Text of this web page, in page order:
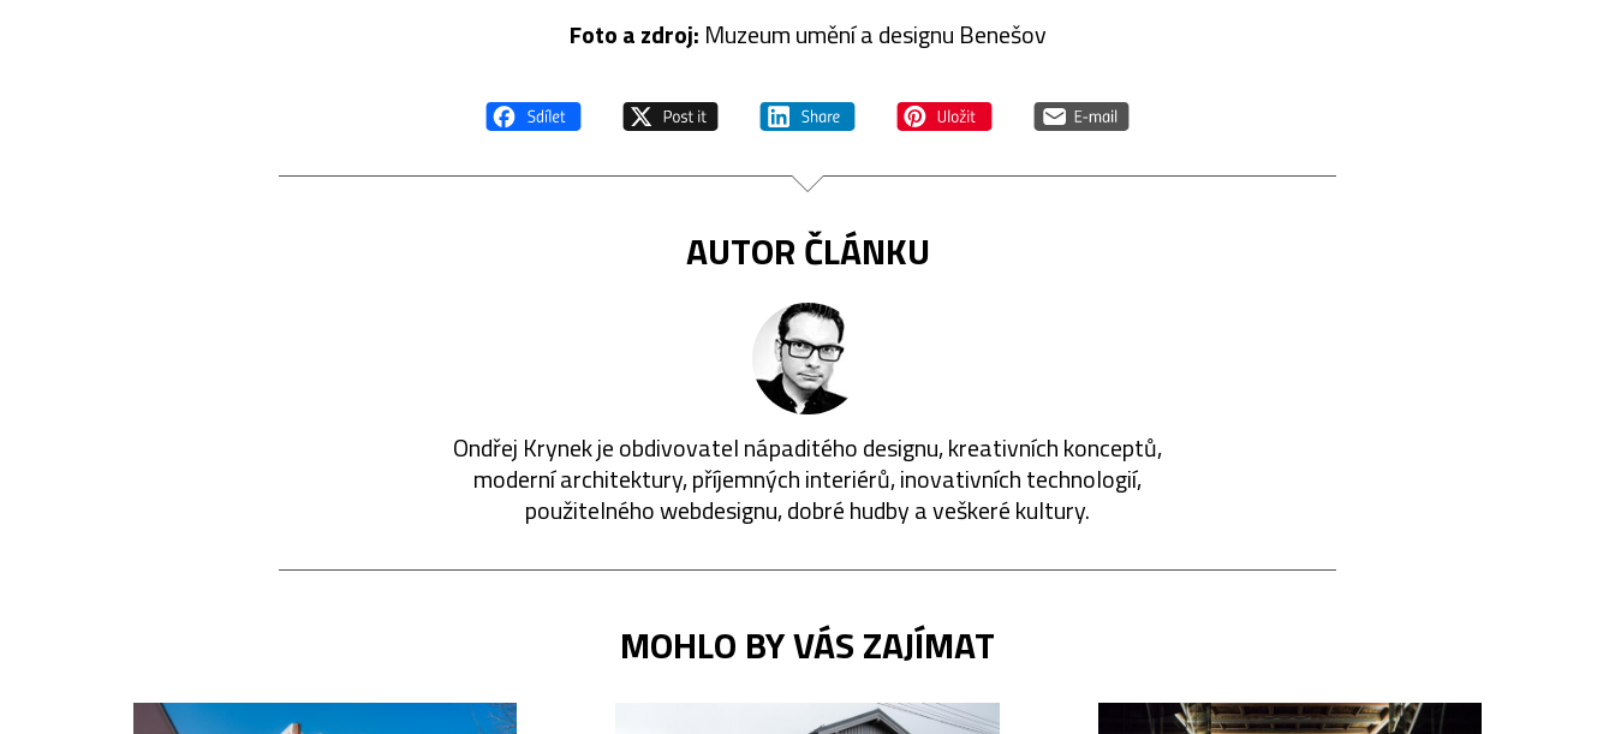
Foto a zdroj: Muzeum umění a designu Benešov
AUTOR ČLÁNKU
Ondřej Krynek je obdivovatel nápaditého designu, kreativních konceptů,
moderní architektury, příjemných interiérů, inovativních technologií,
použitelného webdesignu, dobré hudby a veškeré kultury.
MOHLO BY VÁS ZAJÍMAT